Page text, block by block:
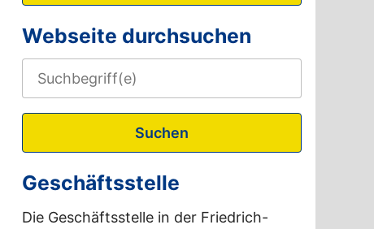
Webseite durchsuchen
Suchen
Geschäftsstelle
Die Geschäftsstelle in der Friedrich-